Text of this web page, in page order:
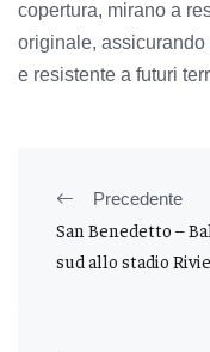
copertura, mirano a
originale, assicurando
e resistente a futuri
Precedente
San Benedetto –
sud allo stadio